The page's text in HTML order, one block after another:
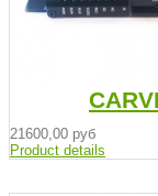
21600,00 руб
Product details